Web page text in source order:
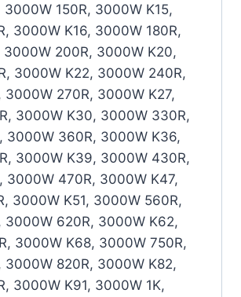
3000W 150R, 3000W K15,
3000W K16, 3000W 180R,
3000W 200R, 3000W K20,
3000W K22, 3000W 240R,
3000W 270R, 3000W K27,
3000W K30, 3000W 330R,
3000W 360R, 3000W K36,
3000W K39, 3000W 430R,
3000W 470R, 3000W K47,
3000W K51, 3000W 560R,
3000W 620R, 3000W K62,
3000W K68, 3000W 750R,
3000W 820R, 3000W K82,
3000W K91, 3000W 1K,